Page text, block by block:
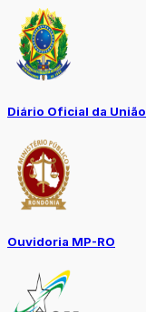
Diário Oficial da União
Ouvidoria MP-RO